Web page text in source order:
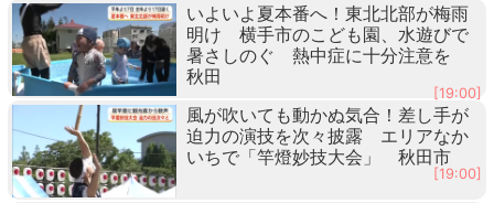
いよいよ夏本番へ！東北北部が梅雨
明け 横手市のこども園、水遊びで
暑さしのぐ 熱中症に十分注意を
秋田
[19:00]
風が吹いても動かぬ気合！差し手が
迫力の演技を次々披露 エリアなか
いちで「竿燈妙技大会」 秋田市
[19:00]